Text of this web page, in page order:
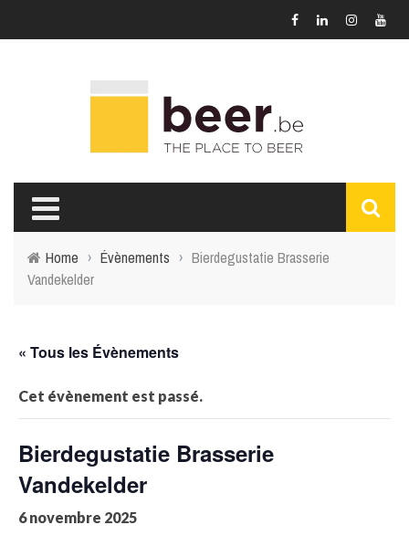
Home › Évènements › Bierdegustatie Brasserie
Vandekelder
« Tous les Évènements
Cet évènement est passé.
Bierdegustatie Brasserie
Vandekelder
6 novembre 2025